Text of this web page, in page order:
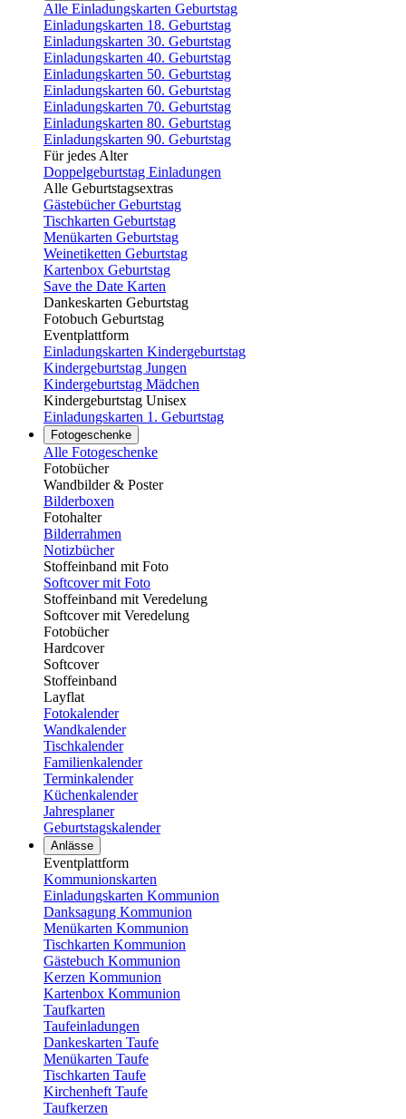
Alle Einladungskarten Geburtstag
Einladungskarten 18. Geburtstag
Einladungskarten 30. Geburtstag
Einladungskarten 40. Geburtstag
Einladungskarten 50. Geburtstag
Einladungskarten 60. Geburtstag
Einladungskarten 70. Geburtstag
Einladungskarten 80. Geburtstag
Einladungskarten 90. Geburtstag
Für jedes Alter
Doppelgeburtstag Einladungen
Alle Geburtstagsextras
Gästebücher Geburtstag
Tischkarten Geburtstag
Menükarten Geburtstag
Weinetiketten Geburtstag
Kartenbox Geburtstag
Save the Date Karten
Dankeskarten Geburtstag
Fotobuch Geburtstag
Eventplattform
Einladungskarten Kindergeburtstag
Kindergeburtstag Jungen
Kindergeburtstag Mädchen
Kindergeburtstag Unisex
Einladungskarten 1. Geburtstag
Fotogeschenke
Alle Fotogeschenke
Fotobücher
Wandbilder & Poster
Bilderboxen
Fotohalter
Bilderrahmen
Notizbücher
Stoffeinband mit Foto
Softcover mit Foto
Stoffeinband mit Veredelung
Softcover mit Veredelung
Fotobücher
Hardcover
Softcover
Stoffeinband
Layflat
Fotokalender
Wandkalender
Tischkalender
Familienkalender
Terminkalender
Küchenkalender
Jahresplaner
Geburtstagskalender
Anlässe
Eventplattform
Kommunionskarten
Einladungskarten Kommunion
Danksagung Kommunion
Menükarten Kommunion
Tischkarten Kommunion
Gästebuch Kommunion
Kerzen Kommunion
Kartenbox Kommunion
Taufkarten
Taufeinladungen
Dankeskarten Taufe
Menükarten Taufe
Tischkarten Taufe
Kirchenheft Taufe
Taufkerzen